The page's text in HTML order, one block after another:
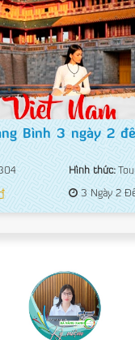
Bình 3 ngày 2
Hình thức:
3 Ngày 2